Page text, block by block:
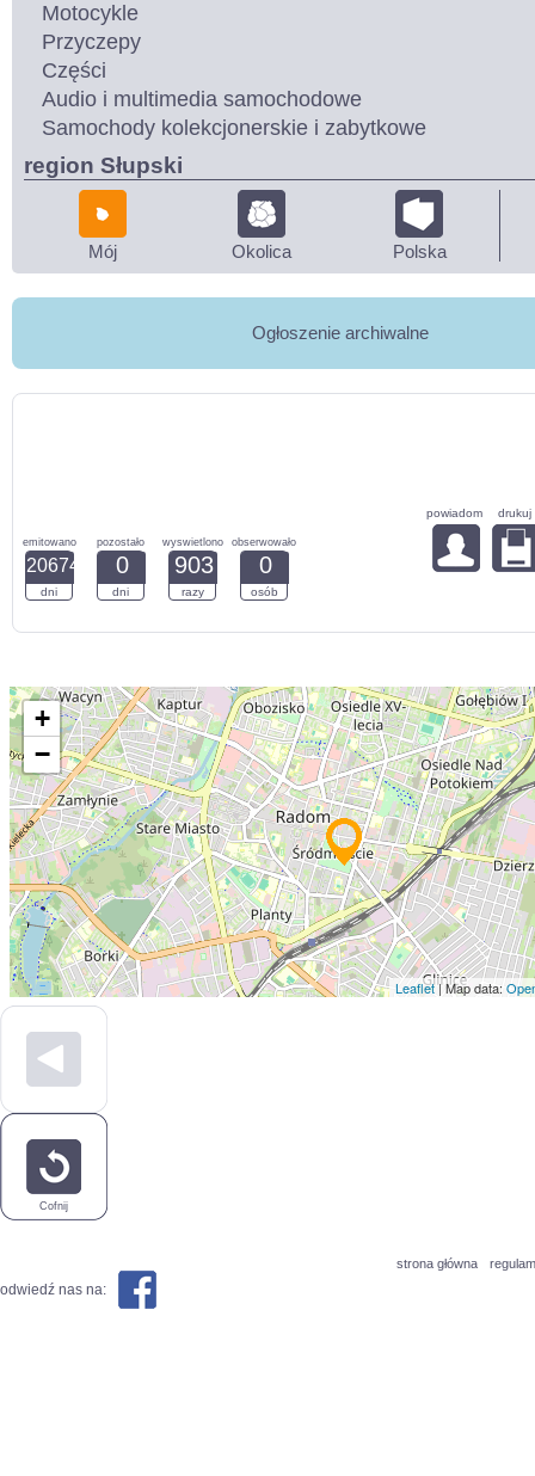
Motocykle
Przyczepy
Części
Audio i multimedia samochodowe
Samochody kolekcjonerskie i zabytkowe
region Słupski
Mój Okolica Polska
Ogłoszenie archiwalne
emitowano
20674
dni
pozostało
0
dni
wyswietlono
903
razy
obserwowało
0
osób
powiadom drukuj
+
−
Leaflet| Map data:
Cofnij
strona główna
odwiedź nas na: